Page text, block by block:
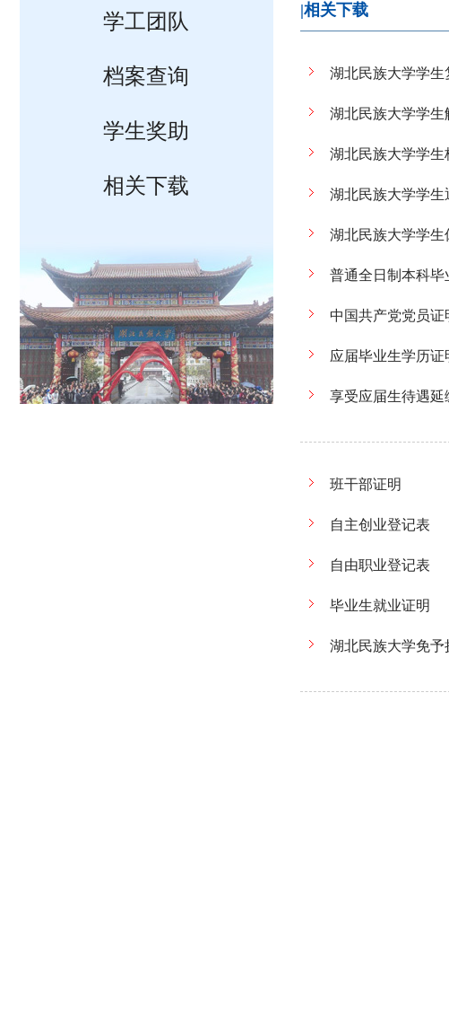
学工团队
档案查询
学生奖助
相关下载
|相关下载
湖北民族大学学生
湖北民族大学学生
湖北民族大学学生
湖北民族大学学生
湖北民族大学学生
普通全日制本科毕
中国共产党党员证
应届毕业生学历证
享受应届生待遇延
班干部证明
自主创业登记表
自由职业登记表
毕业生就业证明
湖北民族大学免予